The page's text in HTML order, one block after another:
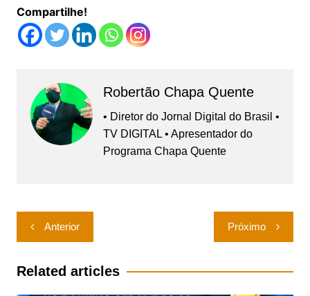
Compartilhe!
Robertão Chapa Quente
• Diretor do Jornal Digital do Brasil •
TV DIGITAL • Apresentador do
Programa Chapa Quente
Navegação
de
Post
Anterior Próximo
Related articles